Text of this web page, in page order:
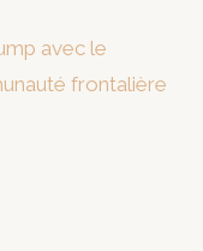
avec le
frontalière